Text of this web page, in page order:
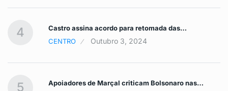
4
Castro assina acordo para retomada das…
CENTRO
Outubro 3, 2024
5
Apoiadores de Marçal criticam Bolsonaro nas…